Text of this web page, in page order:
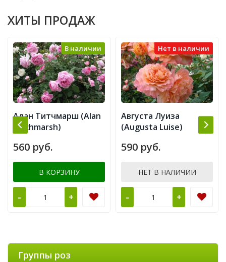
ХИТЫ ПРОДАЖ
В наличии
Алан Титчмарш (Alan
Titchmarsh)
560 руб.
В КОРЗИНУ
- +
Нет в наличии
Августа Луиза
(Augusta Luise)
590 руб.
НЕТ В НАЛИЧИИ
- +
Группы роз